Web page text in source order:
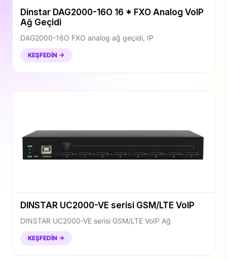
Dinstar DAG2000-16O 16 * FXO Analog VoIP
Ağ Geçidi
DAG2000-16O FXO analog ağ geçidi, IP
KEŞFEDIN →
DINSTAR UC2000-VE serisi GSM/LTE VoIP
DINSTAR UC2000-VE serisi GSM/LTE VoIP Ağ
KEŞFEDIN →